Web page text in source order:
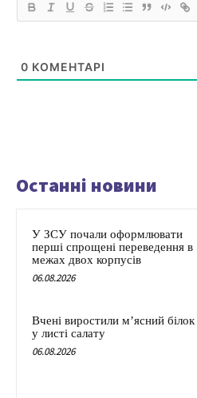
0 КОМЕНТАРІ
Останні новини
У ЗСУ почали оформлювати
перші спрощені переведення в
межах двох корпусів
06.08.2026
Вчені виростили м’ясний білок
у листі салату
06.08.2026